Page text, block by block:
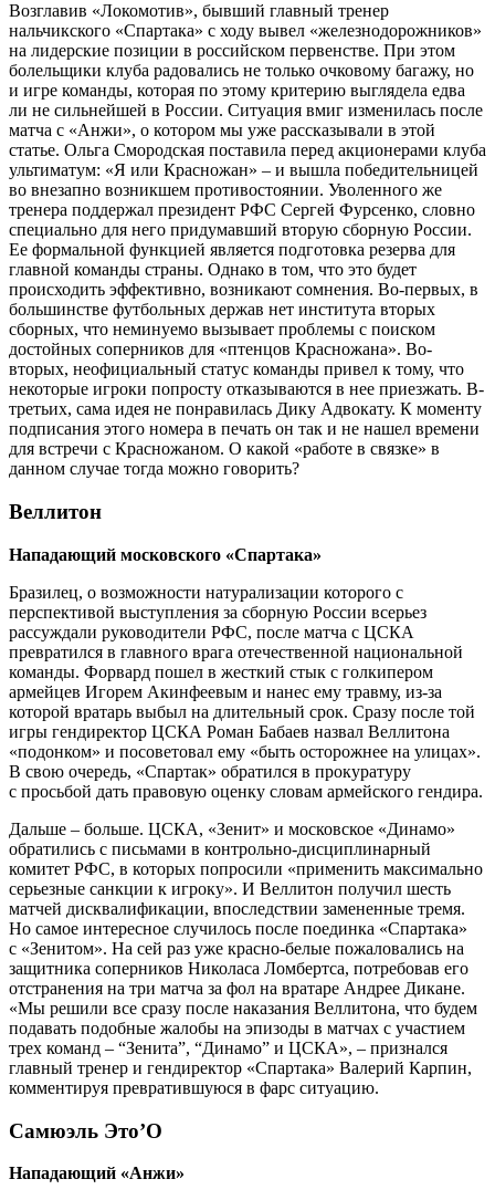
Возглавив «Локомотив», бывший главный тренер
нальчикского «Спартака» с ходу вывел «железнодорожников»
на лидерские позиции в российском первенстве. При этом
болельщики клуба радовались не только очковому багажу, но
и игре команды, которая по этому критерию выглядела едва
ли не сильнейшей в России. Ситуация вмиг изменилась после
матча с «Анжи», о котором мы уже рассказывали в этой
статье. Ольга Смородская поставила перед акционерами клуба
ультиматум: «Я или Красножан» – и вышла победительницей
во внезапно возникшем противосто­янии. Уволенного же
тренера поддержал президент РФС Сергей Фурсенко, словно
специально для него придумавший вторую сборную России.
Ее формальной функцией является подготовка резерва для
главной команды страны. Однако в том, что это будет
происходить эффективно, возникают сомнения. Во-первых, в
большинстве футбольных держав нет института вторых
сборных, что неминуемо вызывает проблемы с поиском
достойных соперников для «птенцов Красножана». Во-
вторых, неофициальный статус команды привел к тому, что
некоторые игроки попросту отказываются в нее приезжать. В-
третьих, сама идея не понравилась Дику Адвокату. К моменту
подписания этого номера в печать он так и не нашел времени
для встречи с Красножаном. О какой «работе в связке» в
данном случае тогда можно говорить?
Веллитон
Нападающий московского «Спартака»
Бразилец, о возможности натурализации которого с
перспективой выступления за сборную России всерьез
рассуждали руководители РФС, после матча с ЦСКА
превратился в главного врага отечественной национальной
команды. Форвард пошел в жесткий стык с голкипером
армейцев Игорем Акинфеевым и нанес ему травму, из-за
которой вратарь выбыл на длительный срок. Сразу после той
игры гендиректор ЦСКА Роман Бабаев назвал Веллитона
«подонком» и посоветовал ему «быть осторожнее на улицах».
В свою очередь, «Спартак» обратился в прокуратуру
с просьбой дать правовую оценку словам армейского гендира.
Дальше – больше. ЦСКА, «Зенит» и московское «Динамо»
обратились с письмами в контрольно-дисциплинарный
комитет РФС, в которых попросили «применить максимально
серьезные санкции к игроку». И Веллитон получил шесть
матчей дисквалификации, впоследствии замененные тремя.
Но самое интересное случилось после поединка «Спартака»
с «Зенитом». На сей раз уже красно-белые пожаловались на
защитника соперников Николаса Ломбертса, потребовав его
отстранения на три матча за фол на вратаре Андрее Дикане.
«Мы решили все сразу после наказания Веллитона, что будем
подавать подобные жалобы на эпизоды в матчах с участием
трех команд – “Зенита”, “Динамо” и ЦСКА», – признался
главный тренер и гендиректор «Спартака» Валерий Карпин,
комментируя превратившуюся в фарс ситуацию.
Самюэль Это’О
Нападающий «Анжи»